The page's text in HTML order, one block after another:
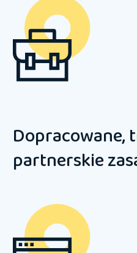
Dopracowane,
partnerskie